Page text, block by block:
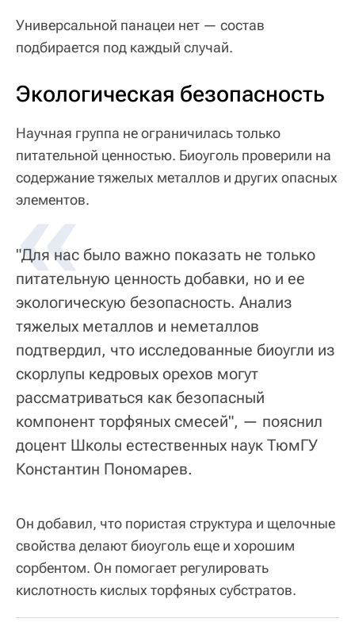
Универсальной панацеи нет — состав
подбирается под каждый случай.
Экологическая безопасность
Научная группа не ограничилась только
питательной ценностью. Биоуголь проверили на
содержание тяжелых металлов и других опасных
элементов.
«
"Для нас было важно показать не только
питательную ценность добавки, но и ее
экологическую безопасность. Анализ
тяжелых металлов и неметаллов
подтвердил, что исследованные биоугли из
скорлупы кедровых орехов могут
рассматриваться как безопасный
компонент торфяных смесей", — пояснил
доцент Школы естественных наук ТюмГУ
Константин Пономарев.
Он добавил, что пористая структура и щелочные
свойства делают биоуголь еще и хорошим
сорбентом. Он помогает регулировать
кислотность кислых торфяных субстратов.